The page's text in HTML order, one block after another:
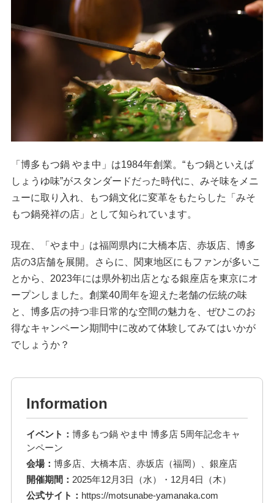
「博多もつ鍋 やま中」は1984年創業。“もつ鍋といえば
しょうゆ味”がスタンダードだった時代に、みそ味をメニ
ューに取り入れ、もつ鍋文化に変革をもたらした「みそ
もつ鍋発祥の店」として知られています。
現在、「やま中」は福岡県内に大橋本店、赤坂店、博多
店の3店舗を展開。さらに、関東地区にもファンが多いこ
とから、2023年には県外初出店となる銀座店を東京にオ
ープンしました。創業40周年を迎えた老舗の伝統の味
と、博多店の持つ非日常的な空間の魅力を、ぜひこのお
得なキャンペーン期間中に改めて体験してみてはいかが
でしょうか？
Information
イベント： 博多もつ鍋 やま中 博多店 5周年記念キャ
ンペーン
会場： 博多店、大橋本店、赤坂店（福岡）、銀座店
開催期間： 2025年12月3日（水）・12月4日（木）
公式サイト： https://motsunabe-yamanaka.com